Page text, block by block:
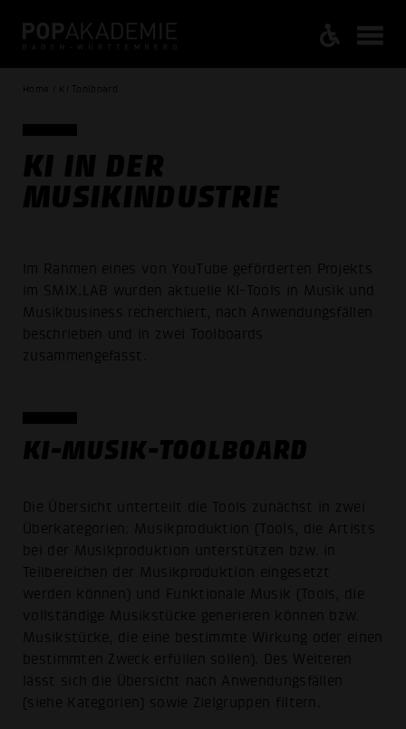
Home / KI Toolboard
KI IN DER
MUSIKINDUSTRIE
Im Rahmen eines von YouTube geförderten Projekts
im SMIX.LAB wurden aktuelle KI-Tools in Musik und
Musikbusiness recherchiert, nach Anwendungsfällen
beschrieben und in zwei Toolboards
zusammengefasst.
KI-MUSIK-TOOLBOARD
Die Übersicht unterteilt die Tools zunächst in zwei
Überkategorien: Musikproduktion (Tools, die Artists
bei der Musikproduktion unterstützen bzw. in
Teilbereichen der Musikproduktion eingesetzt
werden können) und Funktionale Musik (Tools, die
vollständige Musikstücke generieren können bzw.
Musikstücke, die eine bestimmte Wirkung oder einen
bestimmten Zweck erfüllen sollen). Des Weiteren
lässt sich die Übersicht nach Anwendungsfällen
(siehe Kategorien) sowie Zielgruppen filtern.